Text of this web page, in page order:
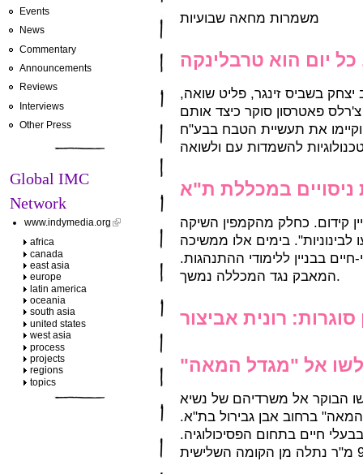
Events
News
Commentary
Announcements
Reviews
Interviews
Other Press
Global IMC
Network
www.indymedia.org
africa
canada
east asia
europe
latin america
oceania
south asia
united states
west asia
process
projects
regions
topics
משמרות מחאה שבועיות
יום הוא טרבלינקה
בשביס זינגר, פליט שואה,
פאטרסון סוקר כיצד אותם
וקיימו את תעשיית הטבח בבע"ח
להשמדות עם ולשואה
במכללת ת"א
קידום. כחלק מהקמפין השיקה
בימים אלו ממשיכה
בבניין ללימודי ההתנהגות.
המאבק נגד המכללה נמשך.
רונית אביצור
אל "מגדל המאה
הבוקר אל משרדיהם של נשיא
ברחוב אבן גבירול בת"א.
חיים בתחום הפסיכולוגיה.